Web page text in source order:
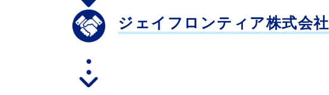
ジェイフロンティア株式会社